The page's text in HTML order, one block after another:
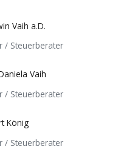
Vaih a.D.
/ Steuerberater
Vaih
/ Steuerberater
König
/ Steuerberater